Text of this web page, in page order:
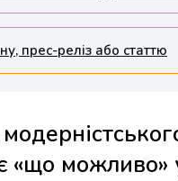
прес-реліз або статтю
«що можливо»